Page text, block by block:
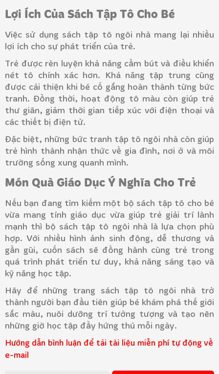
Lợi Ích Của Sách Tập Tô Cho Bé
Việc sử dụng sách tập tô ngôi nhà mang lại nhiều
lợi ích cho sự phát triển của trẻ.
Trẻ được rèn luyện khả năng cầm bút và điều khiển
nét tô chính xác hơn. Khả năng tập trung cũng
được cải thiện khi bé cố gắng hoàn thành từng bức
tranh. Đồng thời, hoạt động tô màu còn giúp trẻ
thư giãn, giảm thời gian tiếp xúc với điện thoại và
các thiết bị điện tử.
Đặc biệt, những bức tranh tập tô ngôi nhà còn giúp
trẻ hình thành nhận thức về gia đình, nơi ở và môi
trường sống xung quanh mình.
Món Quà Giáo Dục Ý Nghĩa Cho Trẻ
Nếu bạn đang tìm kiếm một bộ sách tập tô cho bé
vừa mang tính giáo dục vừa giúp trẻ giải trí lành
mạnh thì bộ sách tập tô ngôi nhà là lựa chọn phù
hợp. Với nhiều hình ảnh sinh động, dễ thương và
gần gũi, cuốn sách sẽ đồng hành cùng trẻ trong
quá trình phát triển tư duy, khả năng sáng tạo và
kỹ năng học tập.
Hãy để những trang sách tập tô ngôi nhà trở
thành người bạn đầu tiên giúp bé khám phá thế giới
sắc màu, nuôi dưỡng trí tưởng tượng và tạo nên
những giờ học tập đầy hứng thú mỗi ngày.
Hướng dẫn bình luận để tải tài liệu miễn phí tự động về
e-mail